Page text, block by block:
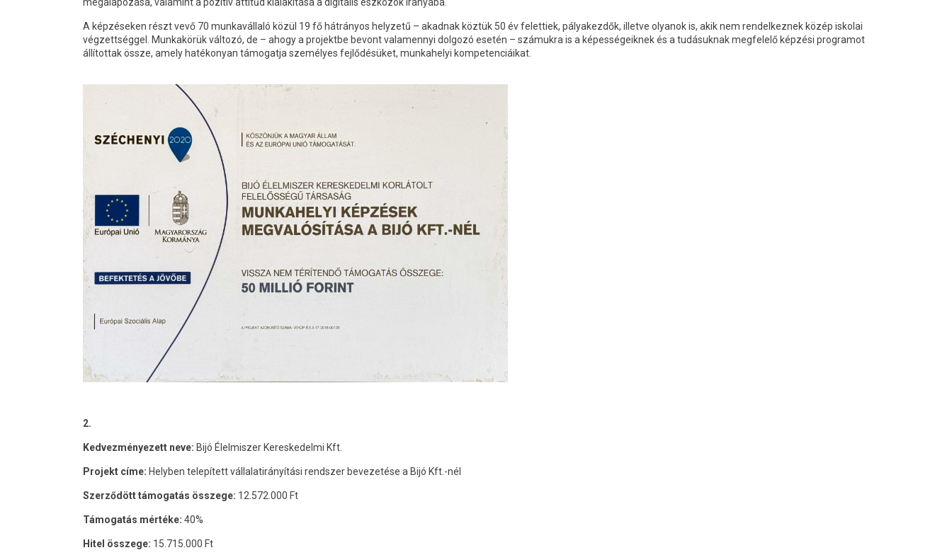
megalapozása, valamint a pozitív attitűd kialakítása a digitális eszközök irányába.
A képzéseken részt vevő 70 munkavállaló közül 19 fő hátrányos helyzetű – akadnak köztük 50 év felettiek, pályakezdők, illetve olyanok is, akik nem rendelkeznek közép iskolai
végzettséggel. Munkakörük változó, de – ahogy a projektbe bevont valamennyi dolgozó esetén – számukra is a képességeiknek és a tudásuknak megfelelő képzési programot
állítottak össze, amely hatékonyan támogatja személyes fejlődésüket, munkahelyi kompetenciáikat.
2.
Kedvezményezett neve: Bijó Élelmiszer Kereskedelmi Kft.
Projekt címe: Helyben telepített vállalatirányítási rendszer bevezetése a Bijó Kft.-nél
Szerződött támogatás összege: 12.572.000 Ft
Támogatás mértéke: 40%
Hitel összege: 15.715.000 Ft